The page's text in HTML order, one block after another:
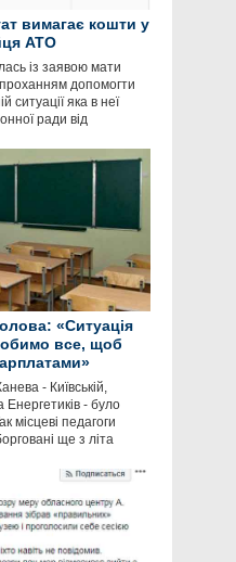
вимагає кошти у
АТО
із заявою мати
допомогти
ситуації яка в неї
ради від
«Ситуація
все, щоб
- Київській,
Енергетиків - було
місцеві педагоги
ще з літа